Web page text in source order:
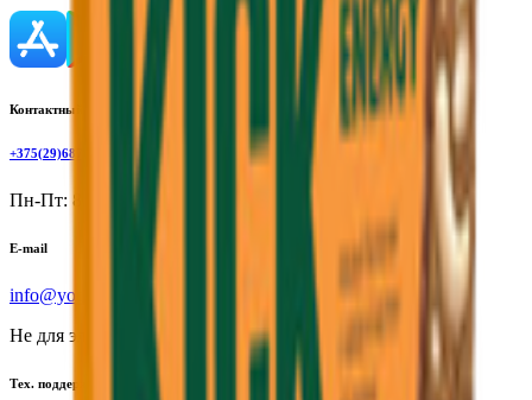
Контактный телефон
+375(29)6875999
Пн-Пт: 8:00 - 17:00
E-mail
info@yoda.by
Не для электронных обращений
Тех. поддержка